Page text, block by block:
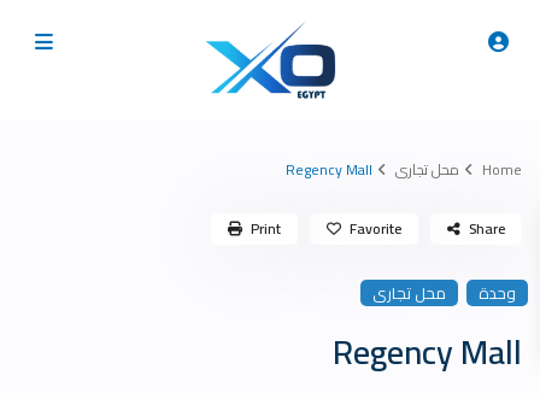
Home محل تجارى Regency Mall
وحدة محل تجارى
Regency Mall
Share
Favorite
Print